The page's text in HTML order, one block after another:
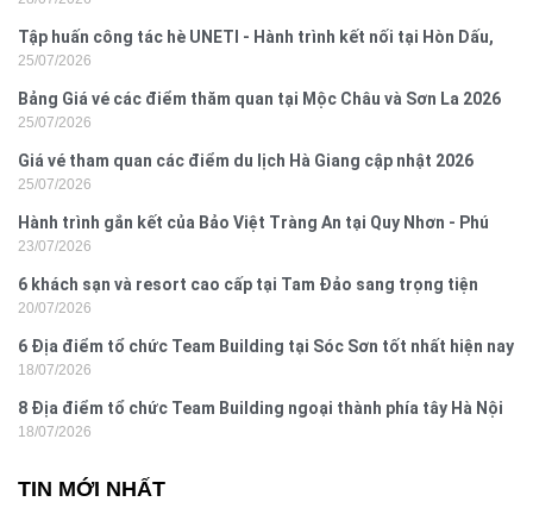
Tập huấn công tác hè UNETI - Hành trình kết nối tại Hòn Dấu,
Đồ Sơn
25/07/2026
Bảng Giá vé các điểm thăm quan tại Mộc Châu và Sơn La 2026
25/07/2026
Giá vé tham quan các điểm du lịch Hà Giang cập nhật 2026
25/07/2026
Hành trình gắn kết của Bảo Việt Tràng An tại Quy Nhơn - Phú
Yên
23/07/2026
6 khách sạn và resort cao cấp tại Tam Đảo sang trọng tiện
nghi
20/07/2026
6 Địa điểm tổ chức Team Building tại Sóc Sơn tốt nhất hiện nay
18/07/2026
8 Địa điểm tổ chức Team Building ngoại thành phía tây Hà Nội
18/07/2026
TIN MỚI NHẤT